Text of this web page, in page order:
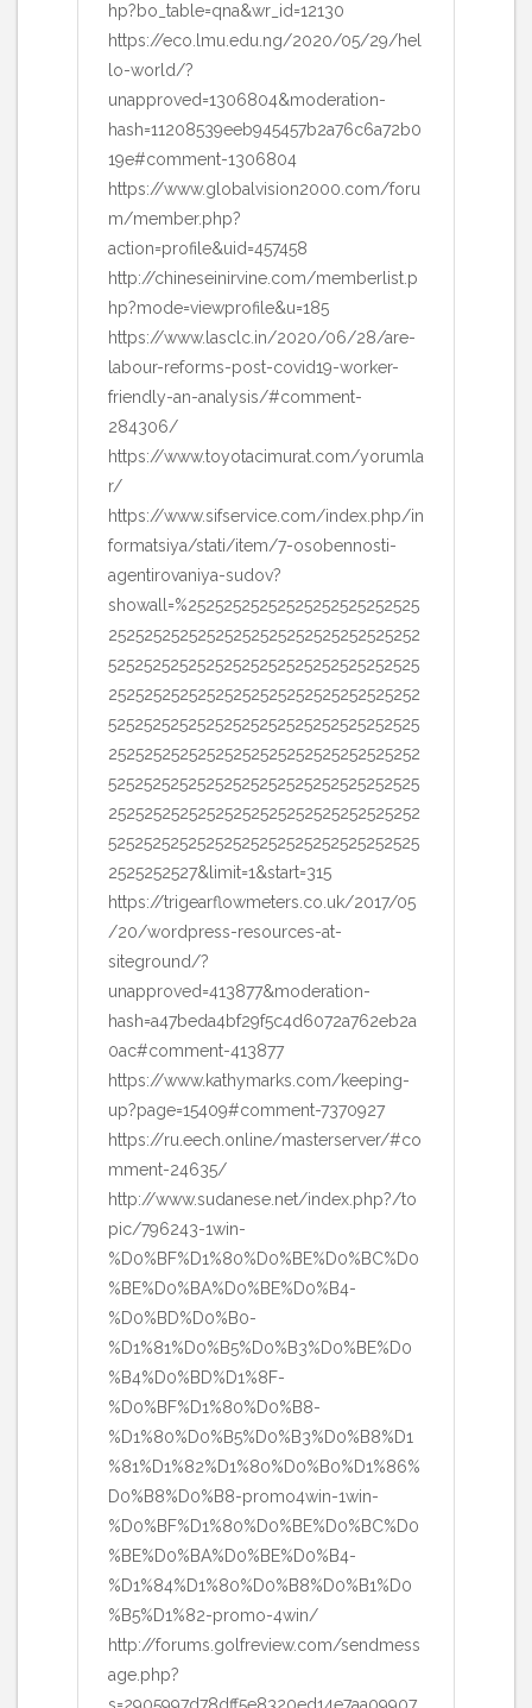
hp?bo_table=qna&wr_id=12130
https://eco.lmu.edu.ng/2020/05/29/hel
lo-world/?
unapproved=1306804&moderation-
hash=11208539eeb945457b2a76c6a72b0
19e#comment-1306804
https://www.globalvision2000.com/foru
m/member.php?
action=profile&uid=457458
http://chineseinirvine.com/memberlist.p
hp?mode=viewprofile&u=185
https://www.lasclc.in/2020/06/28/are-
labour-reforms-post-covid19-worker-
friendly-an-analysis/#comment-
284306/
https://www.toyotacimurat.com/yorumla
r/
https://www.sifservice.com/index.php/in
formatsiya/stati/item/7-osobennosti-
agentirovaniya-sudov?
showall=%25252525252525252525252525
25252525252525252525252525252525252
52525252525252525252525252525252525
25252525252525252525252525252525252
52525252525252525252525252525252525
25252525252525252525252525252525252
52525252525252525252525252525252525
25252525252525252525252525252525252
52525252525252525252525252525252525
2525252527&limit=1&start=315
https://trigearflowmeters.co.uk/2017/05
/20/wordpress-resources-at-
siteground/?
unapproved=413877&moderation-
hash=a47beda4bf29f5c4d6072a762eb2a
0ac#comment-413877
https://www.kathymarks.com/keeping-
up?page=15409#comment-7370927
https://ru.eech.online/masterserver/#co
mment-24635/
http://www.sudanese.net/index.php?/to
pic/796243-1win-
%D0%BF%D1%80%D0%BE%D0%BC%D0
%BE%D0%BA%D0%BE%D0%B4-
%D0%BD%D0%B0-
%D1%81%D0%B5%D0%B3%D0%BE%D0
%B4%D0%BD%D1%8F-
%D0%BF%D1%80%D0%B8-
%D1%80%D0%B5%D0%B3%D0%B8%D1
%81%D1%82%D1%80%D0%B0%D1%86%
D0%B8%D0%B8-promo4win-1win-
%D0%BF%D1%80%D0%BE%D0%BC%D0
%BE%D0%BA%D0%BE%D0%B4-
%D1%84%D1%80%D0%B8%D0%B1%D0
%B5%D1%82-promo-4win/
http://forums.golfreview.com/sendmess
age.php?